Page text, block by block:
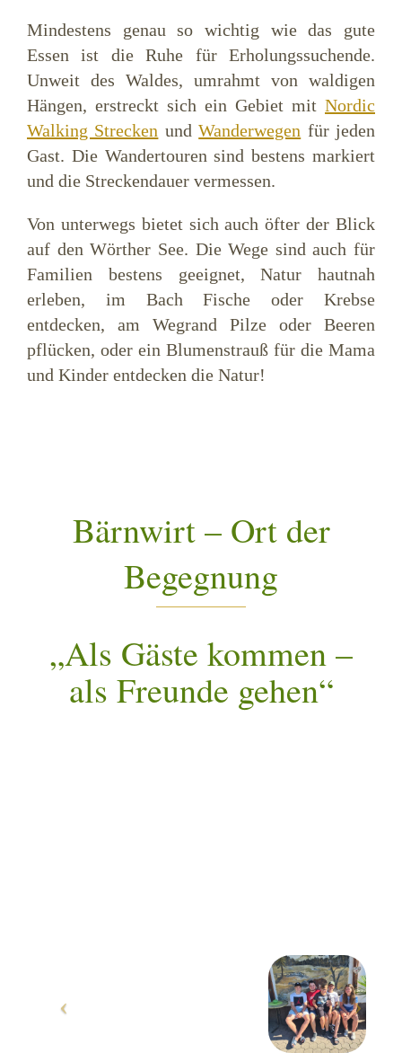
Mindestens genau so wichtig wie das gute
Essen ist die Ruhe für Erholungssuchende.
Unweit des Waldes, umrahmt von waldigen
Hängen, erstreckt sich ein Gebiet mit Nordic
Walking Strecken undWanderwegen für jeden
Gast. Die Wandertouren sind bestens markiert
und die Streckendauer vermessen.
Von unterwegs bietet sich auch öfter der Blick
auf den Wörther See. Die Wege sind auch für
Familien bestens geeignet, Natur hautnah
erleben, im Bach Fische oder Krebse
entdecken, am Wegrand Pilze oder Beeren
pflücken, oder ein Blumenstrauß für die Mama
und Kinder entdecken die Natur!
Bärnwirt – Ort der
Begegnung
„Als Gäste kommen –
als Freunde gehen“